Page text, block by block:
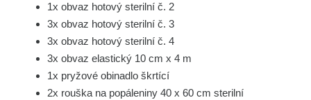
1x obvaz hotový sterilní č. 2
3x obvaz hotový sterilní č. 3
3x obvaz hotový sterilní č. 4
3x obvaz elastický 10 cm x 4 m
1x pryžové obinadlo škrtící
2x rouška na popáleniny 40 x 60 cm sterilní